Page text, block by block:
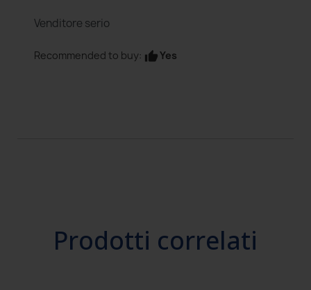
Venditore serio
Recommended to buy: thumb_upYes
Prodotti correlati